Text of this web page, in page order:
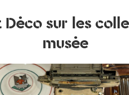
Déco sur les
musée